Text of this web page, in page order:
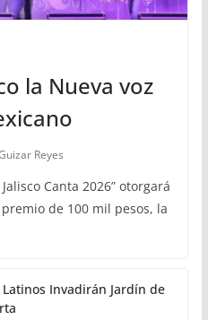
la Nueva voz
Reyes
Canta 2026” otorgará
de 100 mil pesos, la
Latinos Invadirán Jardín de